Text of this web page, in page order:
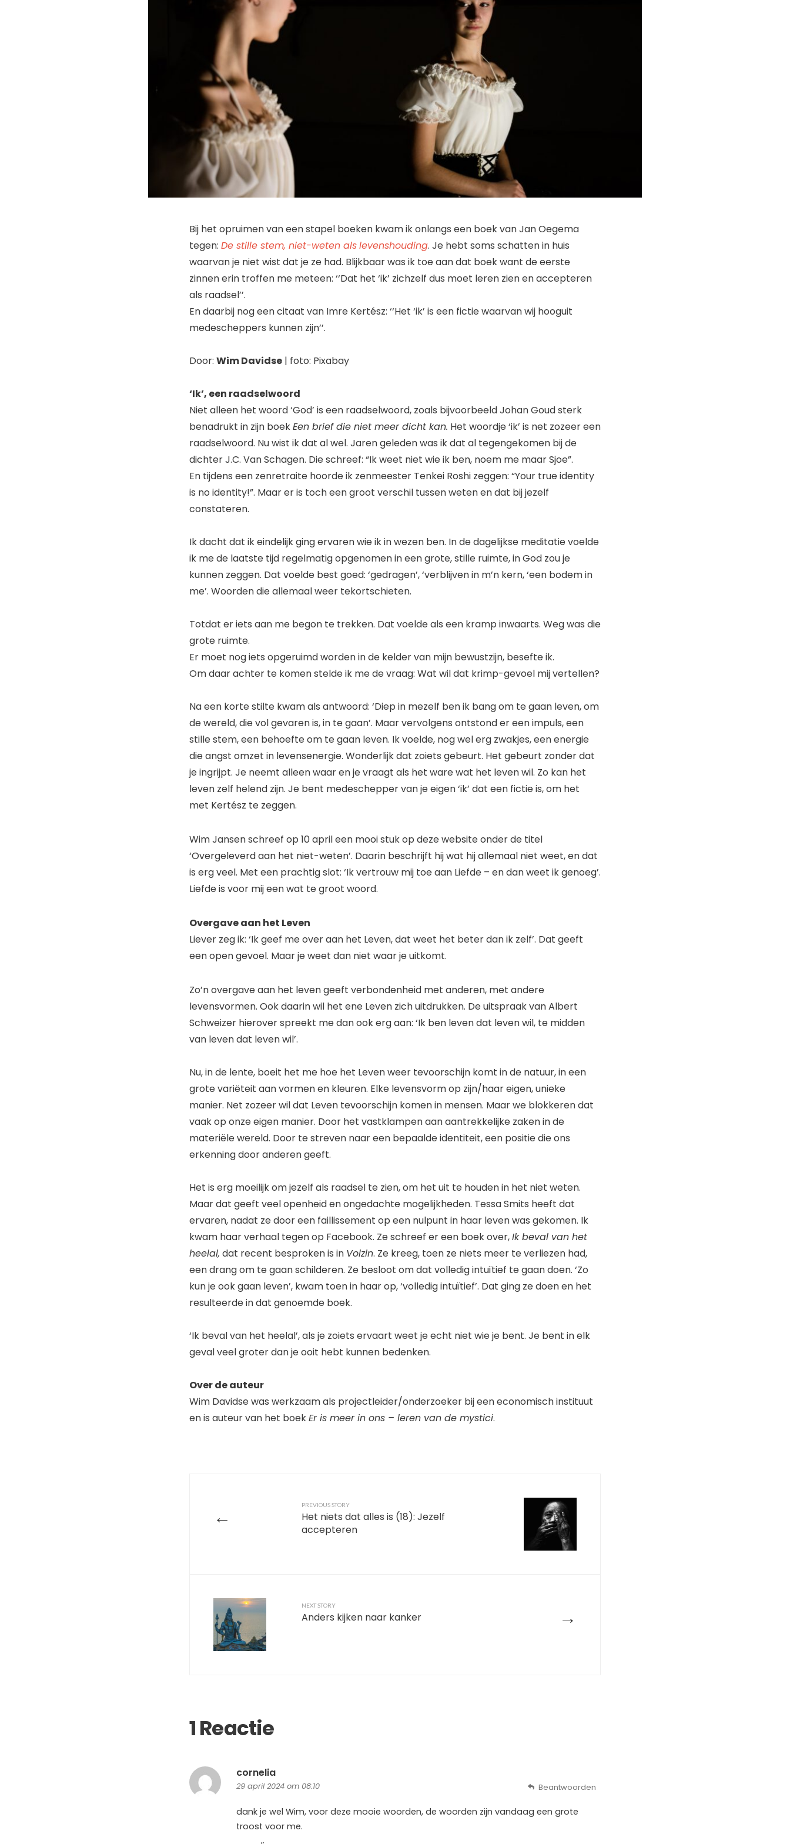
Bij het opruimen van een stapel boeken kwam ik onlangs een boek van Jan Oegema
tegen: De stille stem, niet-weten alslevenshouding. Je hebt soms schatten in huis
waarvan je niet wist dat je ze had. Blijkbaar was ik toe aan dat boek want de eerste
zinnen erin troffen me meteen: ‘‘Dat het ‘ik’ zichzelf dus moet leren zien en accepteren
als raadsel’’.
En daarbij nog een citaat van Imre Kertész: ‘‘Het ‘ik’ is een fictie waarvan wij hooguit
medescheppers kunnen zijn’’.
Door: Wim Davidse | foto: Pixabay
‘Ik’, een raadselwoord
Niet alleen het woord ‘God’ is een raadselwoord, zoals bijvoorbeeld Johan Goud sterk
benadrukt in zijn boekEen brief die niet meer dicht kan. Het woordje ‘ik’ is net zozeer een
raadselwoord. Nu wist ik dat al wel. Jaren geleden was ik dat al tegengekomen bij de
dichter J.C. Van Schagen. Die schreef: “Ik weet niet wie ik ben, noem me maar Sjoe”.
En tijdens een zenretraite hoorde ik zenmeester Tenkei Roshi zeggen: “Your true identity
is no identity!”. Maar er is toch een groot verschil tussen weten en dat bij jezelf
constateren.
Ik dacht dat ik eindelijk ging ervaren wie ik in wezen ben. In de dagelijkse meditatie voelde
ik me de laatste tijd regelmatig opgenomen in een grote, stille ruimte, in God zou je
kunnen zeggen. Dat voelde best goed: ‘gedragen’, ‘verblijven in m’n kern, ‘een bodem in
me’. Woorden die allemaal weer tekortschieten.
Totdat er iets aan me begon te trekken. Dat voelde als een kramp inwaarts. Weg was die
grote ruimte.
Er moet nog iets opgeruimd worden in de kelder van mijn bewustzijn, besefte ik.
Om daar achter te komen stelde ik me de vraag: Wat wil dat krimp-gevoel mij vertellen?
Na een korte stilte kwam als antwoord: ‘Diep in mezelf ben ik bang om te gaan leven, om
de wereld, die vol gevaren is, in te gaan’. Maar vervolgens ontstond er een impuls, een
stille stem, een behoefte om te gaan leven. Ik voelde, nog wel erg zwakjes, een energie
die angst omzet in levensenergie. Wonderlijk dat zoiets gebeurt. Het gebeurt zonder dat
je ingrijpt. Je neemt alleen waar en je vraagt als het ware wat het leven wil. Zo kan het
leven zelf helend zijn. Je bent medeschepper van je eigen ‘ik’ dat een fictie is, om het
met Kertész te zeggen.
Wim Jansen schreef op 10 april een mooi stuk op deze website onder de titel
‘Overgeleverd aan het niet-weten’. Daarin beschrijft hij wat hij allemaal niet weet, en dat
is erg veel. Met een prachtig slot: ‘Ik vertrouw mij toe aan Liefde – en dan weet ik genoeg’.
Liefde is voor mij een wat te groot woord.
Overgave aan het Leven
Liever zeg ik: ‘Ik geef me over aan het Leven, dat weet het beter dan ik zelf’. Dat geeft
een open gevoel. Maar je weet dan niet waar je uitkomt.
Zo’n overgave aan het leven geeft verbondenheid met anderen, met andere
levensvormen. Ook daarin wil het ene Leven zich uitdrukken. De uitspraak van Albert
Schweizer hierover spreekt me dan ook erg aan: ‘Ik ben leven dat leven wil, te midden
van leven dat leven wil’.
Nu, in de lente, boeit het me hoe het Leven weer tevoorschijn komt in de natuur, in een
grote variëteit aan vormen en kleuren. Elke levensvorm op zijn/haar eigen, unieke
manier. Net zozeer wil dat Leven tevoorschijn komen in mensen. Maar we blokkeren dat
vaak op onze eigen manier. Door het vastklampen aan aantrekkelijke zaken in de
materiële wereld. Door te streven naar een bepaalde identiteit, een positie die ons
erkenning door anderen geeft.
Het is erg moeilijk om jezelf als raadsel te zien, om het uit te houden in het niet weten.
Maar dat geeft veel openheid en ongedachte mogelijkheden. Tessa Smits heeft dat
ervaren, nadat ze door een faillissement op een nulpunt in haar leven was gekomen. Ik
kwam haar verhaal tegen op Facebook. Ze schreef er een boek over,Ik beval van het
heelal, dat recent besproken is in Volzin. Ze kreeg, toen ze niets meer te verliezen had,
een drang om te gaan schilderen. Ze besloot om dat volledig intuïtief te gaan doen. ‘Zo
kun je ook gaan leven’, kwam toen in haar op, ‘volledig intuïtief’. Dat ging ze doen en het
resulteerde in dat genoemde boek.
‘Ik beval van het heelal’, als je zoiets ervaart weet je echt niet wie je bent. Je bent in elk
geval veel groter dan je ooit hebt kunnen bedenken.
Over de auteur
Wim Davidse was werkzaam als projectleider/onderzoeker bij een economisch instituut
en is auteur van het boekEr is meer in ons – leren van de mystici.
←
PREVIOUS STORY
Het niets dat alles is (18): Jezelf
accepteren
→
NEXT STORY
Anders kijken naar kanker
1 Reactie
cornelia
29 april 2024 om 08:10
dank je wel Wim, voor deze mooie woorden, de woorden zijn vandaag een grote
troost voor me.
Beantwoorden